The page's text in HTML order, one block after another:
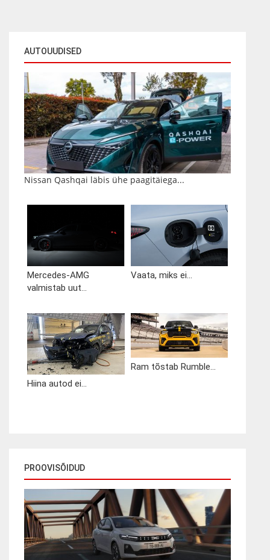
AUTOUUDISED
Nissan Qashqai läbis ühe paagitäiega...
Mercedes-AMG
valmistab uut...
Vaata, miks ei...
Hiina autod ei...
Ram tõstab Rumble...
PROOVISÕIDUD